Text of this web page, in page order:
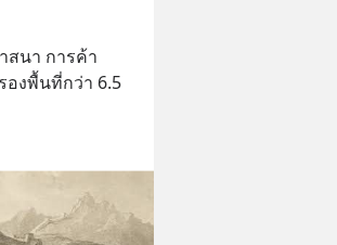
สนา การค้า
องพื้นที่กว่า 6.5